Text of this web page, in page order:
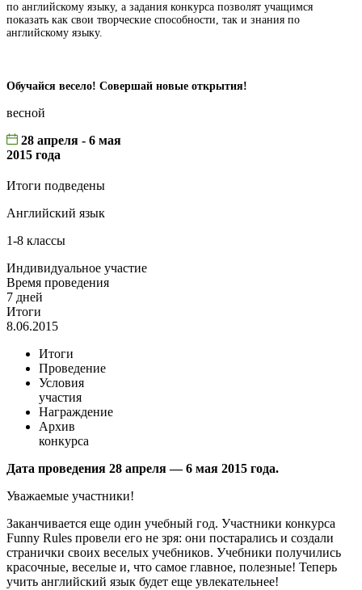
по английскому языку, а задания конкурса позволят учащимся
показать как свои творческие способности, так и знания по
английскому языку.
Обучайся весело! Совершай новые открытия!
весной
28 апреля - 6 мая
2015 года
Итоги подведены
Английский язык
1-8 классы
Индивидуальное участие
Время проведения
7 дней
Итоги
8.06.2015
Итоги
Проведение
Условия
участия
Награждение
Архив
конкурса
Дата проведения 28 апреля — 6 мая 2015 года.
Уважаемые участники!
Заканчивается еще один учебный год. Участники конкурса
Funny Rules провели его не зря: они постарались и создали
странички своих веселых учебников. Учебники получились
красочные, веселые и, что самое главное, полезные! Теперь
учить английский язык будет еще увлекательнее!